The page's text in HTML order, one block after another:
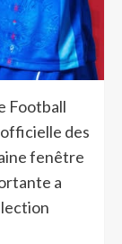
Football
des
fenêtre
a